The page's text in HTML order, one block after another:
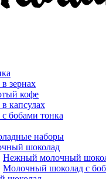
зернах
кофе
капсулах
бобами тонка
наборы
шоколад
Нежный молочный
Молочный шоколад с